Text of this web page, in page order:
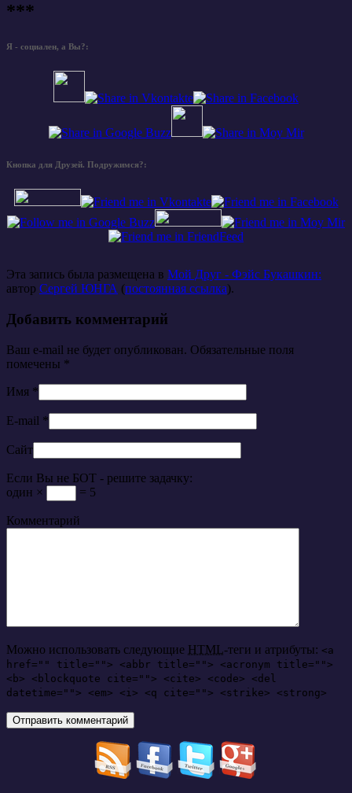
***
Я - социален, а Вы?:
Кнопка для Друзей. Подружимся?:
Эта запись была размещена в Мой Друг - Фэйс Букашкин:
автор Сергей ЮНГА (постоянная ссылка).
Добавить комментарий
Ваш e-mail не будет опубликован. Обязательные поля
помечены *
Имя *
E-mail *
Сайт
Если Вы не БОТ - решите задачку:
один ×
= 5
Комментарий
Можно использовать следующие HTML-теги и атрибуты: <a
href="" title=""> <abbr title=""> <acronym title="">
<b> <blockquote cite=""> <cite> <code> <del
datetime=""> <em> <i> <q cite=""> <strike> <strong>